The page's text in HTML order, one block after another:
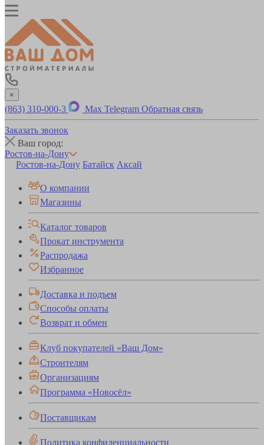
×
(863) 310-000-3 Max Telegram Обратная связь
Заказать звонок
Ваш город:
Ростов-на-Дону
Ростов-на-Дону Батайск Аксай
О компании
Магазины
Каталог товаров
Прокат инструмента
Распродажа
Избранное
Доставка и подъем
Способы оплаты
Возврат и обмен
Клуб покупателей «Ваш Дом»
Строителям
Организациям
Программа «Новосёл»
Поставщикам
Политика конфиденциальности